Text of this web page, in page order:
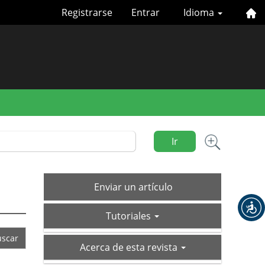
Idioma
Registrarse Entrar
Ir
Enviar
un
Enviar un artículo
Tutoriales
acerca-Acerca de esta revista